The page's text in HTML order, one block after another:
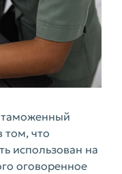
том, что
использован на
оговоренное